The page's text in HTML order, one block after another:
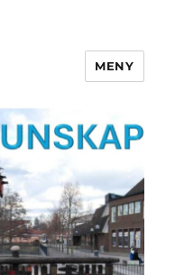
MENY